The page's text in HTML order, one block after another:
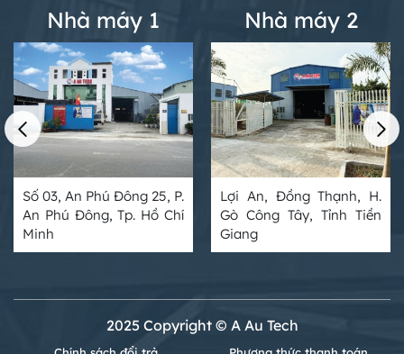
Nhà máy 1
Số 03, An Phú Đông 25, P.
An Phú Đông, Tp. Hồ Chí
Minh
Nhà máy 2
Lợi An, Đồng Thạnh, H.
Gò Công Tây, Tỉnh Tiền
Giang
2025 Copyright © A Au Tech